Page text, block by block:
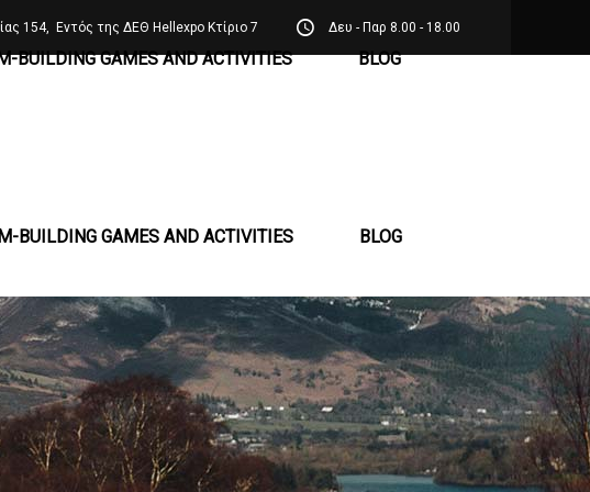
154, Εντός της ΔΕΘ Hellexpo Κτίριο 7 Δευ - Παρ 8.00 - 18.00
BUILDING GAMES AND ACTIVITIES BLOG
BUILDING GAMES AND ACTIVITIES BLOG